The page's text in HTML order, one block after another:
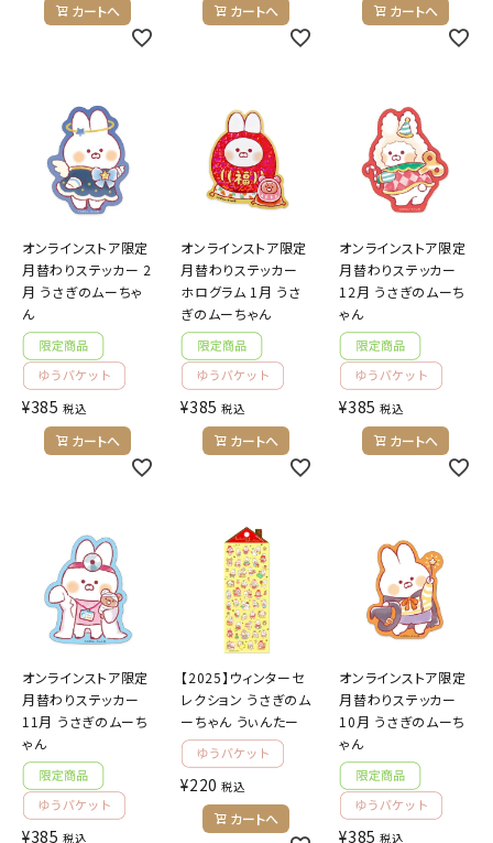
カートへ カートへ カートへ
オンラインストア限定
月替わりステッカー 2
月 うさぎのムーちゃ
ん
¥385 税込
カートへ
オンラインストア限定
月替わりステッカー
ホログラム 1月 うさ
ぎのムーちゃん
¥385 税込
カートへ
オンラインストア限定
月替わりステッカー
12月 うさぎのムーち
ゃん
¥385 税込
カートへ
オンラインストア限定
月替わりステッカー
11月 うさぎのムーち
ゃん
¥385 税込
【2025】ウィンターセ
レクション うさぎのム
ーちゃん うぃんたー
¥220 税込
カートへ
オンラインストア限定
月替わりステッカー
10月 うさぎのムーち
ゃん
¥385 税込